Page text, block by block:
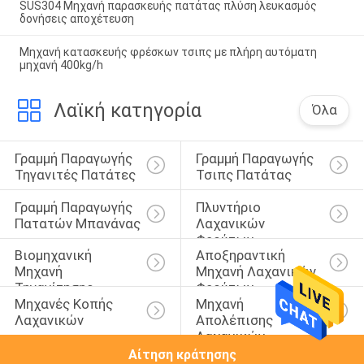
SUS304 Μηχανή παρασκευής πατάτας πλύση λευκασμός
δονήσεις αποχέτευση
Μηχανή κατασκευής φρέσκων τσιπς με πλήρη αυτόματη
μηχανή 400kg/h
Λαϊκή κατηγορία Όλα
Γραμμή Παραγωγής
Τηγανιτές Πατάτες
Γραμμή Παραγωγής
Τσιπς Πατάτας
Γραμμή Παραγωγής
Πατατών Μπανάνας
Πλυντήριο
Λαχανικών
Φρούτων
Βιομηχανική
Μηχανή
Τηγανίτησης
Αποξηραντική
Μηχανή Λαχανικών
Φρούτων
Μηχανές Κοπής
Λαχανικών
Μηχανή
Απολέπισης
Λαχανικών
Αίτηση κράτησης